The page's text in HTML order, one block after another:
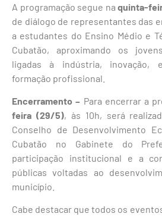
A programação segue naquinta-
de diálogo de representantes das
a estudantes do Ensino Médio e
Cubatão, aproximando os
ligadas à indústria, inovação,
formação profissional.
Encerramento – Para encerrar a
feira (29/5), às 10h, será
Conselho de Desenvolvimento
Cubatão no Gabinete do
participação institucional e a
públicas voltadas ao
município.
Cabe destacar que todos os